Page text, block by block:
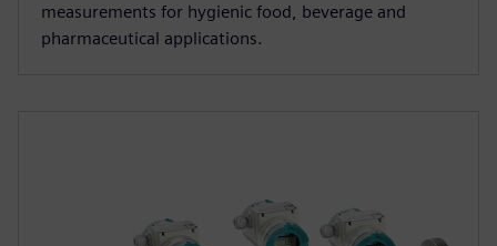
measurements for hygienic food, beverage and
pharmaceutical applications.